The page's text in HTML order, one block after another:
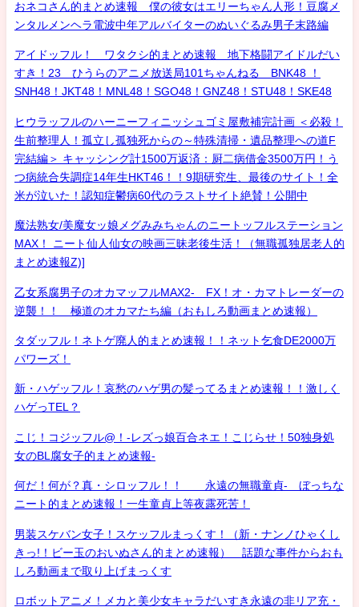
おネコさん的まとめ速報 僕の彼女はエリーちゃん人形！豆腐メ
ンタルメンヘラ電波中年アルバイターのぬいぐるみ男子末路編
アイドッフル！ ワタクシ的まとめ速報 地下格闘アイドルだい
すき！23 ひうらのアニメ放送局101ちゃんねる BNK48 ！
SNH48！JKT48！MNL48！SGO48！GNZ48！STU48！SKE48
ヒウラッフルのハーニーフィニッシュゴミ屋敷補完計画 ＜必殺！
生前整理人！孤立し孤独死からの～特殊清掃・遺品整理への道F
完結編＞ キャッシング計1500万返済：厨二病借金3500万円！う
つ病統合失調症14年生HKT46！！9期研究生、最後のサイト！全
米が泣いた！認知症鬱病60代のラストサイト絶賛！公開中
魔法熟女/美魔女ッ娘メグみみちゃんのニートッフルステーション
MAX！ ニート仙人仙女の映画三昧老後生活！（無職孤独居老人的
まとめ速報Z)]
乙女系腐男子のオカマッフルMAX2- FX！オ・カマトレーダーの
逆襲！！ 極道のオカマたち編（おもしろ動画まとめ速報）
タダッフル！ネトゲ廃人的まとめ速報！！ネット乞食DE2000万
パワーズ！
新・ハゲッフル！哀愁のハゲ男の髪ってるまとめ速報！！激しく
ハゲっTEL？
こじ！コジッフル@！-レズっ娘百合ネエ！こじらせ！50独身処
女のBL腐女子的まとめ速報-
何だ！何が？真・シロッフル！！ 永遠の無職童貞- ぼっちな
ニート的まとめ速報！一生童貞上等夜露死苦！
男装スケバン女子！スケッフルまっくす！（新・ナンノひゃくし
きっ!！ビー玉のおいぬさん的まとめ速報） 話題な事件からおも
しろ動画まで取り上げまっくす
ロボットアニメ！メカと美少女キャラだいすき永遠の非リア充・